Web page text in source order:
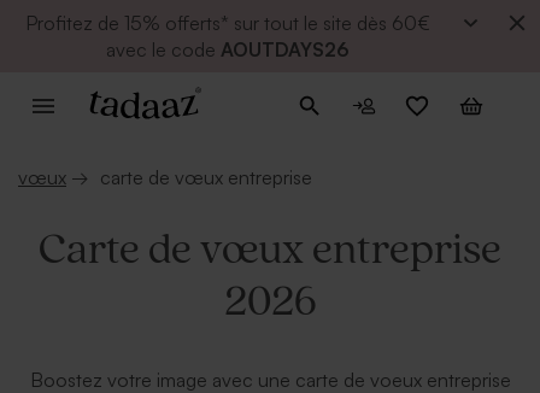
Profitez de 15% offerts* sur tout le site dès 60€
avec le code AOUTDAYS26
vœux → carte de vœux entreprise
Carte de vœux entreprise
2026
Boostez votre image avec une carte de voeux entreprise